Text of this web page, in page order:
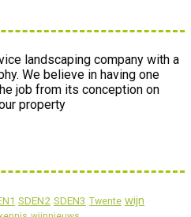
landscaping company with a
We believe in having one
job from its conception on
property
SDEN2 SDEN3 Twente wijn